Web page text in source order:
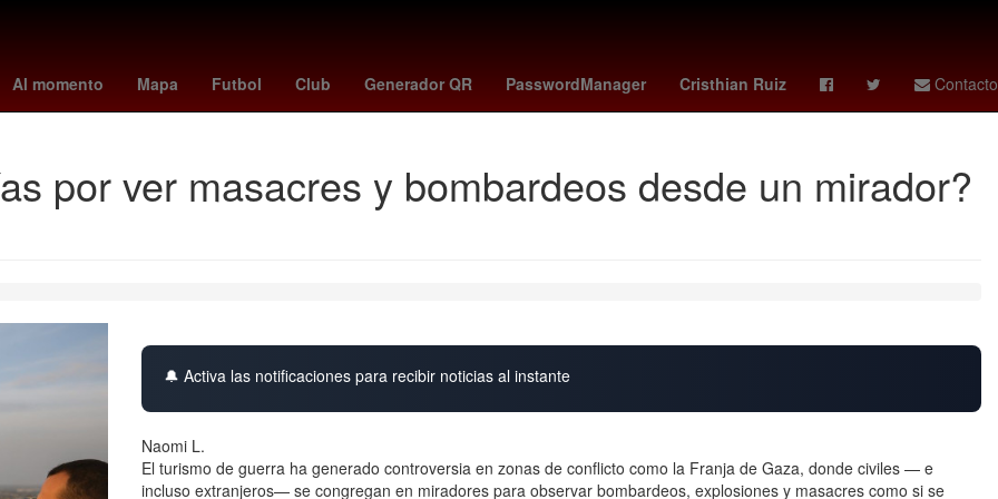
Al momento Mapa Futbol Club Generador QR PasswordManager Cristhian Ruiz Contacto
Argentina España casas infonavit o viviendas recuperadas Venezolanos El Paso Computación en la nube
por ver masacres y bombardeos desde un mirador?
🔔 Activa las notificaciones para recibir noticias al instante
Naomi L.
El turismo de guerra ha generado controversia en zonas de conflicto como la Franja de Gaza, donde civiles — e
incluso extranjeros— se congregan en miradores para observar bombardeos, explosiones y masacres como si se